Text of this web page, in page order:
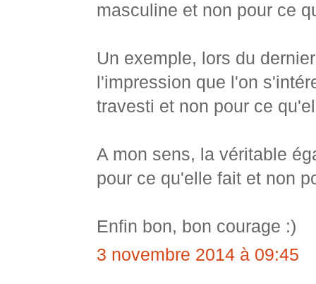
masculine et non pour ce
Un exemple, lors du
l'impression que l'on
travesti et non pour ce
A mon sens, la véritable
pour ce qu'elle fait et non
Enfin bon, bon courage :)
3 novembre 2014 à 09:45